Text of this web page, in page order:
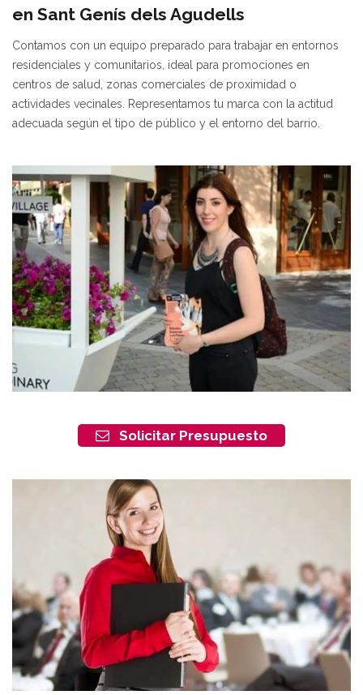
en Sant Genís dels Agudells
Contamos con un equipo preparado para trabajar en entornos
residenciales y comunitarios, ideal para promociones en
centros de salud, zonas comerciales de proximidad o
actividades vecinales. Representamos tu marca con la actitud
adecuada según el tipo de público y el entorno del barrio.
Solicitar Presupuesto